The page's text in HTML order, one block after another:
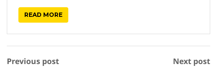
READ MORE
Previous post Next post